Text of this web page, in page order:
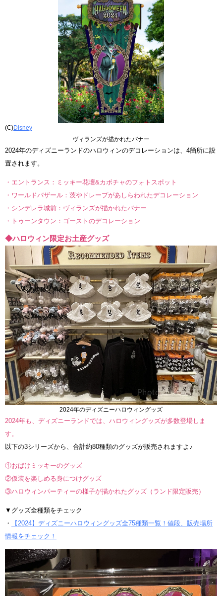
(C)Disney
ヴィランズが描かれたバナー
2024年のディズニーランドのハロウィンのデコレーションは、4箇所に設
置されます。
・エントランス：ミッキー花壇&カボチャのフォトスポット
・ワールドバザール：茨やドレープがあしらわれたデコレーション
・シンデレラ城前：ヴィランズが描かれたバナー
・トゥーンタウン：ゴーストのデコレーション
◆ハロウィン限定お土産グッズ
2024年のディズニーハロウィングッズ
2024年も、ディズニーランドでは、ハロウィングッズが多数登場しま
す。
以下の3シリーズから、合計約80種類のグッズが販売されますよ♪
①おばけミッキーのグッズ
②仮装を楽しめる身につけグッズ
③ハロウィンパーティーの様子が描かれたグッズ（ランド限定販売）
▼グッズ全種類をチェック
・
【2024】ディズニーハロウィングッズ全75種類一覧！値段、販売場所
情報をチェック！